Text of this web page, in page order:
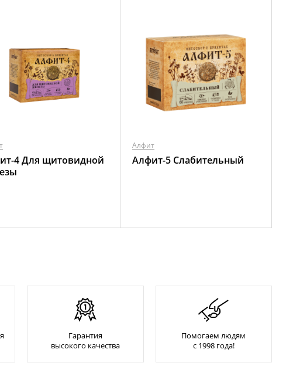
4 Для щитовидной
Алфит
Алфит-5 Слабительный
Гарантия
высокого качества
Помогаем людям
с 1998 года!